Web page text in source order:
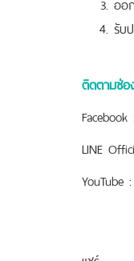
รับ
ติดตามช่อ
Facebook :
LINE
YouTube :